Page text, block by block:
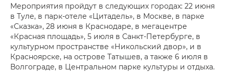
Мероприятия пройдут в следующих городах: 22 июня
в Туле, в парк-отеле «Цитадель», в Москве, в парке
«Сказка», 28 июня в Краснодаре, в мегацентре
«Красная площадь», 5 июля в Санкт-Петербурге, в
культурном пространстве «Никольский двор», и в
Красноярске, на острове Татышев, а также 6 июля в
Волгограде, в Центральном парке культуры и отдыха.